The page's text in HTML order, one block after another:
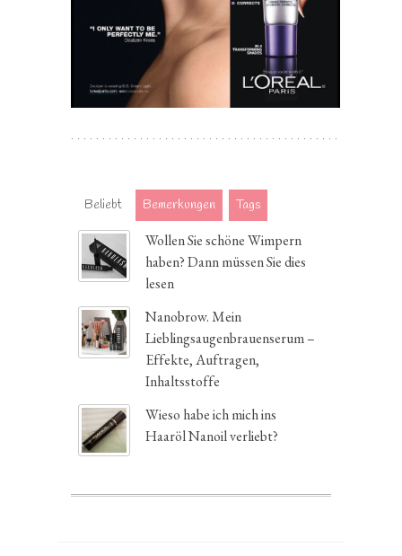
Beliebt Bemerkungen Tags
Wollen Sie schöne Wimpern
haben? Dann müssen Sie dies
lesen
Nanobrow. Mein
Lieblingsaugenbrauenserum –
Effekte, Auftragen,
Inhaltsstoffe
Wieso habe ich mich ins
Haaröl Nanoil verliebt?